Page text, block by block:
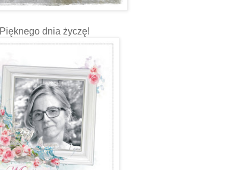
Pięknego dnia życzę!